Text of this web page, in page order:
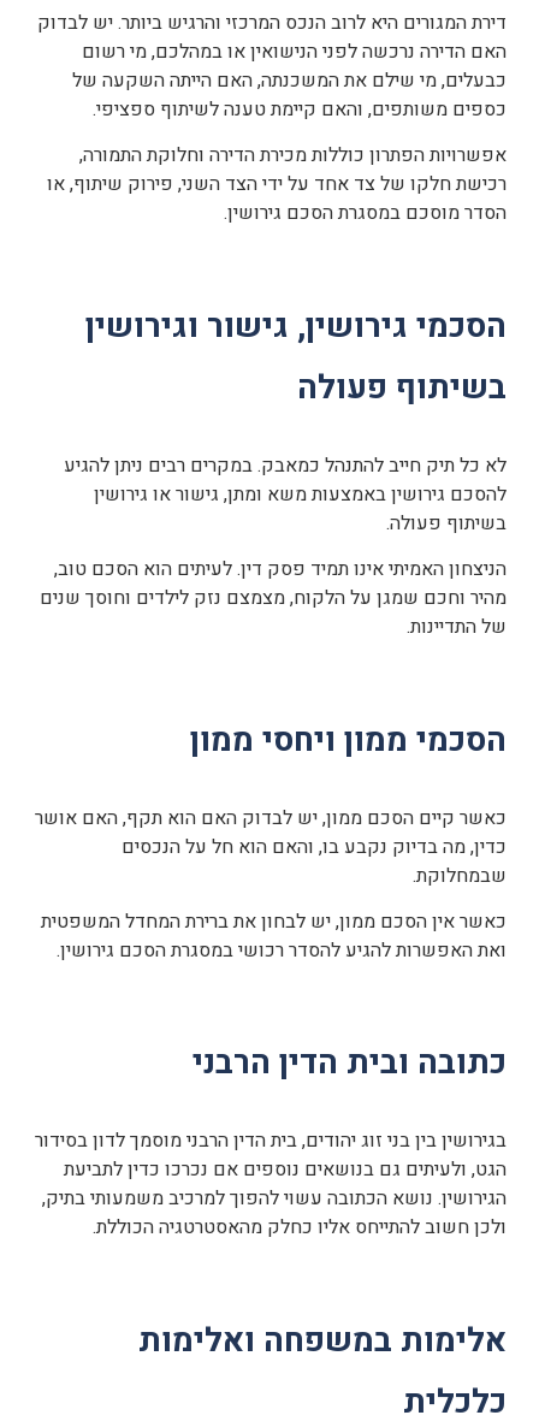
דירת המגורים היא לרוב הנכס המרכזי והרגיש ביותר. יש לבדוק
האם הדירה נרכשה לפני הנישואין או במהלכם, מי רשום
כבעלים, מי שילם את המשכנתה, האם הייתה השקעה של
כספים משותפים, והאם קיימת טענה לשיתוף ספציפי.
אפשרויות הפתרון כוללות מכירת הדירה וחלוקת התמורה,
רכישת חלקו של צד אחד על ידי הצד השני, פירוק שיתוף, או
הסדר מוסכם במסגרת הסכם גירושין.
הסכמי גירושין, גישור וגירושין
בשיתוף פעולה
לא כל תיק חייב להתנהל כמאבק. במקרים רבים ניתן להגיע
להסכם גירושין באמצעות משא ומתן, גישור או גירושין
בשיתוף פעולה.
הניצחון האמיתי אינו תמיד פסק דין. לעיתים הוא הסכם טוב,
מהיר וחכם שמגן על הלקוח, מצמצם נזק לילדים וחוסך שנים
של התדיינות.
הסכמי ממון ויחסי ממון
כאשר קיים הסכם ממון, יש לבדוק האם הוא תקף, האם אושר
כדין, מה בדיוק נקבע בו, והאם הוא חל על הנכסים
שבמחלוקת.
כאשר אין הסכם ממון, יש לבחון את ברירת המחדל המשפטית
ואת האפשרות להגיע להסדר רכושי במסגרת הסכם גירושין.
כתובה ובית הדין הרבני
בגירושין בין בני זוג יהודים, בית הדין הרבני מוסמך לדון בסידור
הגט, ולעיתים גם בנושאים נוספים אם נכרכו כדין לתביעת
הגירושין. נושא הכתובה עשוי להפוך למרכיב משמעותי בתיק,
ולכן חשוב להתייחס אליו כחלק מהאסטרטגיה הכוללת.
אלימות במשפחה ואלימות
כלכלית